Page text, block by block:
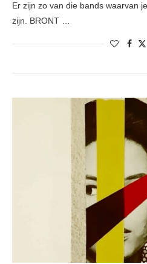
Er zijn zo van die bands waarvan
zijn. BRONT …